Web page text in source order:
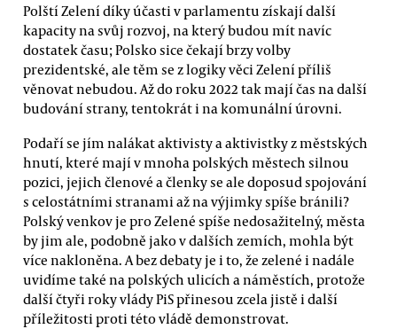
Polští Zelení díky účasti v parlamentu získají další
kapacity na svůj rozvoj, na který budou mít navíc
dostatek času; Polsko sice čekají brzy volby
prezidentské, ale těm se z logiky věci Zelení příliš
věnovat nebudou. Až do roku 2022 tak mají čas na další
budování strany, tentokrát i na komunální úrovni.
Podaří se jím nalákat aktivisty a aktivistky z městských
hnutí, které mají v mnoha polských městech silnou
pozici, jejich členové a členky se ale doposud spojování
s celostátními stranami až na výjimky spíše bránili?
Polský venkov je pro Zelené spíše nedosažitelný, města
by jim ale, podobně jako v dalších zemích, mohla být
více nakloněna. A bez debaty je i to, že zelené i nadále
uvidíme také na polských ulicích a náměstích, protože
další čtyři roky vlády PiS přinesou zcela jistě i další
příležitosti proti této vládě demonstrovat.